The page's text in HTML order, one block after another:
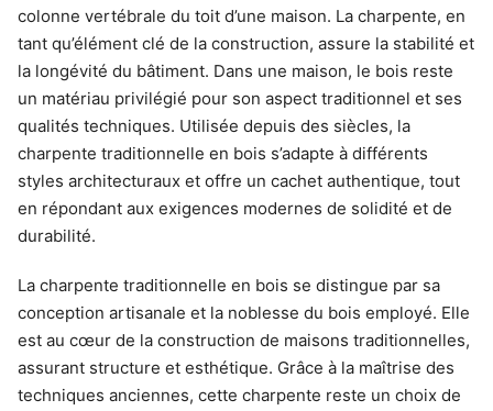
colonne vertébrale du toit d’une maison. La charpente, en
tant qu’élément clé de la construction, assure la stabilité et
la longévité du bâtiment. Dans une maison, le bois reste
un matériau privilégié pour son aspect traditionnel et ses
qualités techniques. Utilisée depuis des siècles, la
charpente traditionnelle en bois s’adapte à différents
styles architecturaux et offre un cachet authentique, tout
en répondant aux exigences modernes de solidité et de
durabilité.
La charpente traditionnelle en bois se distingue par sa
conception artisanale et la noblesse du bois employé. Elle
est au cœur de la construction de maisons traditionnelles,
assurant structure et esthétique. Grâce à la maîtrise des
techniques anciennes, cette charpente reste un choix de